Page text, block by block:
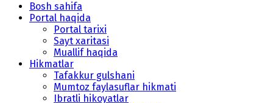
Bosh sahifa
Portal haqida
Portal tarixi
Sayt xaritasi
Muallif haqida
Hikmatlar
Tafakkur gulshani
Mumtoz faylasuflar hikmati
Ibratli hikoyatlar